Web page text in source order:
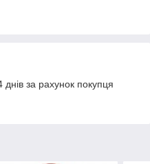
за рахунок покупця